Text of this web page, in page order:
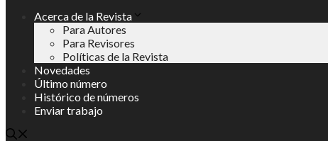
Acerca de la Revista
Para Autores
Para Revisores
Políticas de la Revista
Novedades
Último número
Histórico de números
Enviar trabajo